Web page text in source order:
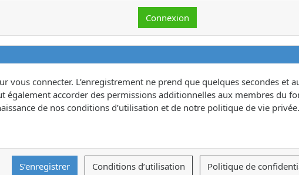
vous connecter. L’enregistrement ne prend que quelques secondes et
également accorder des permissions additionnelles aux membres du
de nos conditions d’utilisation et de notre politique de vie
S’enregistrer Conditions d’utilisation Politique de